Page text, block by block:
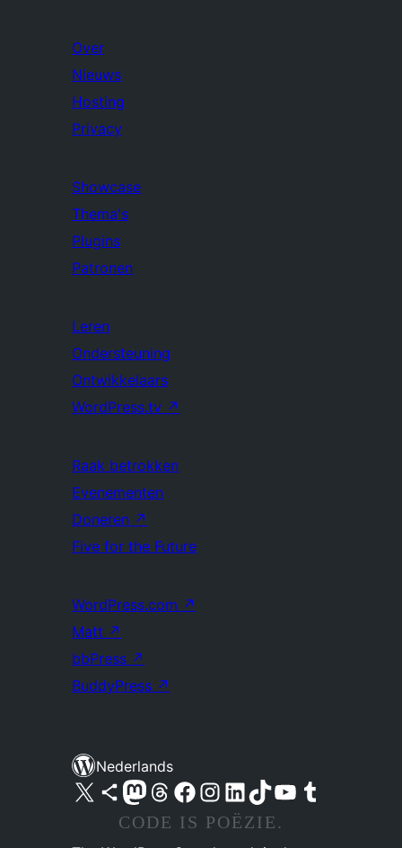
Over
Nieuws
Hosting
Privacy
Showcase
Thema's
Plugins
Patronen
Leren
Ondersteuning
Ontwikkelaars
WordPress.tv ↗
Raak betrokken
Evenementen
Doneren ↗
Five for the Future
WordPress.com ↗
Matt ↗
bbPress ↗
BuddyPress ↗
Nederlands
Bezoek ons X (voorheen Twitter) account
Bezoek ons Bluesky account
Bezoek ons Mastodon account
Bezoek ons Threads account
Onze Facebook pagina bezoeken
Bezoek ons Instagram account
Bezoek ons LinkedIn account
Bezoek ons TikTok account
Bezoek ons YouTube kanaalBezoek ons Tumblr account
CODE IS POËZIE.